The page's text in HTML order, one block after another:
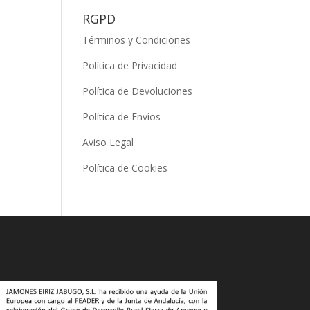
RGPD
Términos y Condiciones
Política de Privacidad
Política de Devoluciones
Política de Envíos
Aviso Legal
Política de Cookies